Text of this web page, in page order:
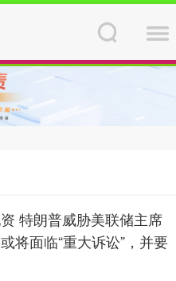
特朗普威胁美联储主席
将面临“重大诉讼”，并要